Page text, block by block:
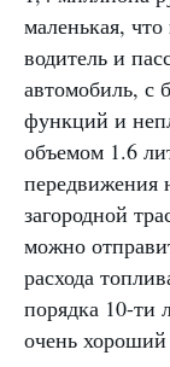
маленькая,
водитель и
автомобиль, с
функций и
объемом 1.6
передвижения
загородной
можно
расхода
порядка 10-ти
очень хороший